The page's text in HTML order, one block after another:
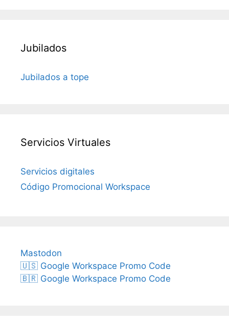
Jubilados
Jubilados a tope
Servicios Virtuales
Servicios digitales
Código Promocional Workspace
Mastodon
🇺🇸 Google Workspace Promo Code
🇧🇷 Google Workspace Promo Code